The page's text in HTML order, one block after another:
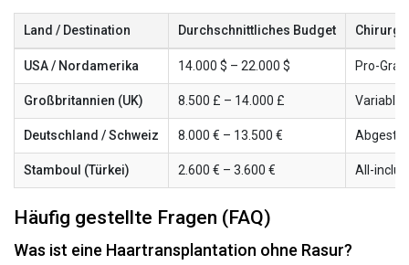
Land / Destination Durchschnittliches Budget
USA / Nordamerika 14.000 $ – 22.000 $ Pro-
Großbritannien (UK) 8.500 £ – 14.000 £
Deutschland / Schweiz 8.000 € – 13.500 €
Stamboul (Türkei) 2.600 € – 3.600 € All-
Häufig gestellte Fragen (FAQ)
Was ist eine Haartransplantation ohne Rasur?